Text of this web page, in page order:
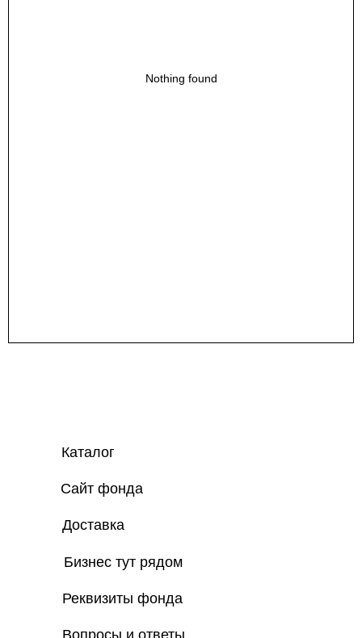
Nothing found
Вопросы и ответы
Реквизиты фонда
Бизнес тут рядом
Доставка
Сайт фонда
Каталог